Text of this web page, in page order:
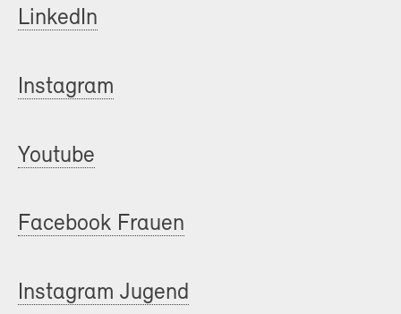
LinkedIn
Instagram
Youtube
Facebook Frauen
Instagram Jugend